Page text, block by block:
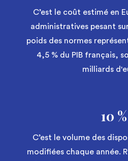
C’est le coût estimé en
administratives pesant
poids des normes
4,5 % du PIB français,
milliards
10 %
C’est le volume des
modifiées chaque année.